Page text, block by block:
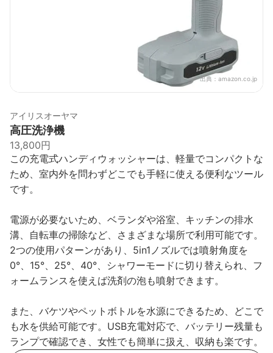
出典： amazon.co.jp
アイリスオーヤマ
高圧洗浄機
13,800円
この充電式ハンディウォッシャーは、軽量でコンパクトな
ため、室内外を問わずどこでも手軽に使える便利なツール
です。
電源が必要ないため、ベランダや浴室、キッチンの排水
溝、自転車の掃除など、さまざまな場所で利用可能です。
2つの使用パターンがあり、5in1ノズルでは噴射角度を
0°、15°、25°、40°、シャワーモードに切り替えられ、フ
ォームランスを使えば洗剤の泡も噴射できます。
また、バケツやペットボトルを水源にできるため、どこで
も水を供給可能です。USB充電対応で、バッテリー残量も
ランプで確認でき、女性でも簡単に扱え、収納も楽です。